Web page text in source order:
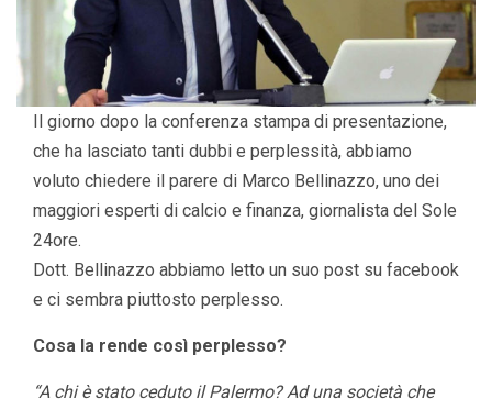
Il giorno dopo la conferenza stampa di presentazione,
che ha lasciato tanti dubbi e perplessità, abbiamo
voluto chiedere il parere di Marco Bellinazzo, uno dei
maggiori esperti di calcio e finanza, giornalista del Sole
24ore.
Dott. Bellinazzo abbiamo letto un suo post su facebook
e ci sembra piuttosto perplesso.
Cosa la rende così perplesso?
“A chi è stato ceduto il Palermo? Ad una società che